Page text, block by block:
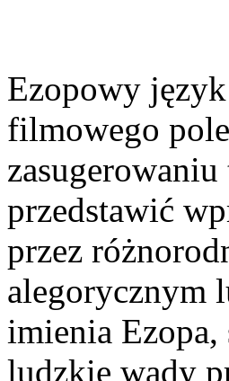
Ezopowy
filmowego
przedstawić
przez
alegorycznym
imienia
ludzkie wady